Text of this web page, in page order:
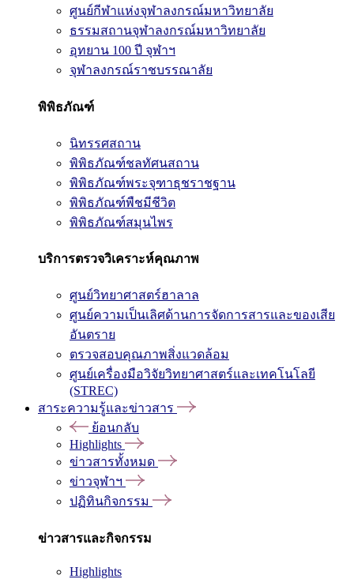
ศูนย์กีฬาแห่งจุฬาลงกรณ์มหาวิทยาลัย
ธรรมสถานจุฬาลงกรณ์มหาวิทยาลัย
อุทยาน 100 ปี จุฬาฯ
จุฬาลงกรณ์ราชบรรณาลัย
พิพิธภัณฑ์
นิทรรศสถาน
พิพิธภัณฑ์ชลทัศนสถาน
พิพิธภัณฑ์พระจุฑาธุชราชฐาน
พิพิธภัณฑ์พืชมีชีวิต
พิพิธภัณฑ์สมุนไพร
บริการตรวจวิเคราะห์คุณภาพ
ศูนย์วิทยาศาสตร์ฮาลาล
ศูนย์ความเป็นเลิศด้านการจัดการสารและของเสีย
อันตราย
ตรวจสอบคุณภาพสิ่งแวดล้อม
ศูนย์เครื่องมือวิจัยวิทยาศาสตร์และเทคโนโลยี
(STREC)
สาระความรู้และข่าวสาร
ย้อนกลับ
Highlights
ข่าวสารทั้งหมด
ข่าวจุฬาฯ
ปฏิทินกิจกรรม
ข่าวสารและกิจกรรม
Highlights